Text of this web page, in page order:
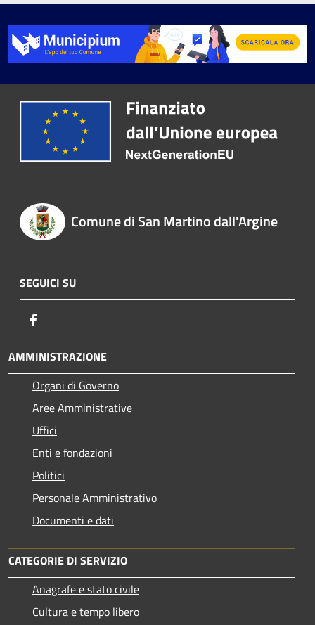
Comune di San Martino dall'Argine
SEGUICI SU
AMMINISTRAZIONE
Organi di Governo
Aree Amministrative
Uffici
Enti e fondazioni
Politici
Personale Amministrativo
Documenti e dati
CATEGORIE DI SERVIZIO
Anagrafe e stato civile
Cultura e tempo libero